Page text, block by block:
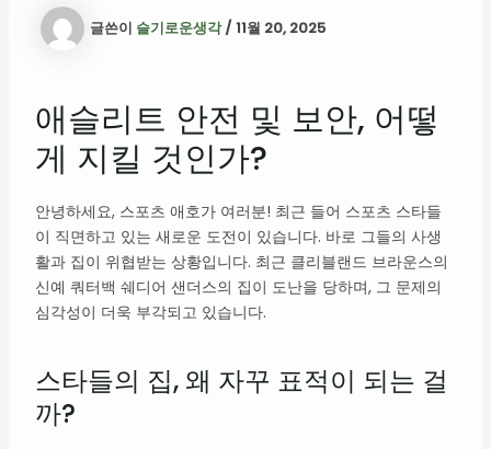
글쓴이 슬기로운생각/11월 20, 2025
애슬리트 안전 및 보안, 어떻
게 지킬 것인가?
안녕하세요, 스포츠 애호가 여러분! 최근 들어 스포츠 스타들
이 직면하고 있는 새로운 도전이 있습니다. 바로 그들의 사생
활과 집이 위협받는 상황입니다. 최근 클리블랜드 브라운스의
신예 쿼터백 쉐디어 샌더스의 집이 도난을 당하며, 그 문제의
심각성이 더욱 부각되고 있습니다.
스타들의 집, 왜 자꾸 표적이 되는 걸
까?